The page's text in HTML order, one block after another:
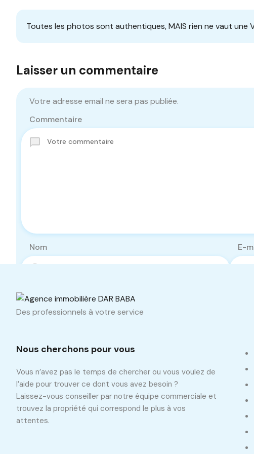
Toutes les photos sont authentiques, MAIS rien ne vaut une
Laisser un commentaire
Votre adresse email ne sera pas publiée.
Commentaire
Nom E-
Téléphone
Des professionnels à votre service
Nous cherchons pour vous
Vous n’avez pas le temps de chercher ou vous voulez de
l’aide pour trouver ce dont vous avez besoin ?
Laissez-vous conseiller par notre équipe commerciale et
trouvez la propriété qui correspond le plus à vos
attentes.